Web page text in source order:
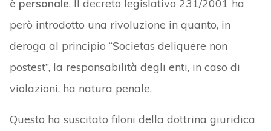
è personale. Il decreto legislativo 231/2001 ha
però introdotto una rivoluzione in quanto, in
deroga al principio “Societas deliquere non
postest”, la responsabilità degli enti, in caso di
violazioni, ha natura penale.
Questo ha suscitato filoni della dottrina giuridica